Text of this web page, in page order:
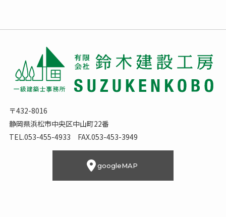
〒432-8016
静岡県浜松市中央区中山町22番
TEL.053-455-4933 FAX.053-453-3949
googleMAP